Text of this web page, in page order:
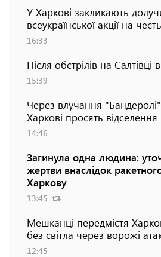
У Харкові закликають
всеукраїнської акції на
16:33
Після обстрілів на Салтівці
15:39
Через влучання
Харкові просять відселення
14:46
Загинула одна людина:
жертви внаслідок
Харкову
13:45
Мешканці передмістя
без світла через ворожі
12:45